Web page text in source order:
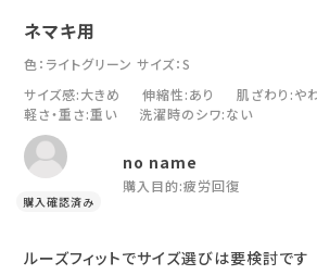
ネマキ用
色：ライトグリーン サイズ：S
サイズ感:大きめ 伸縮性:あり 肌ざわり :や
軽さ・重さ:重い 洗濯時のシワ:ない
no name
購入目的:疲労回復
ルーズフィットでサイズ選びは要検討です